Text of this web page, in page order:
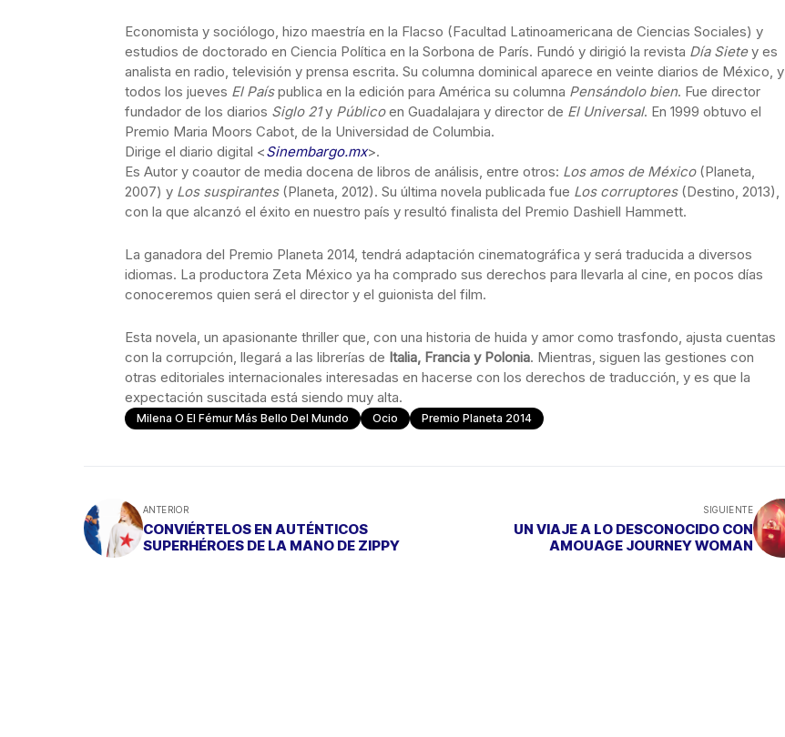
Economista y sociólogo, hizo maestría en la Flacso (Facultad Latinoamericana de Ciencias Sociales) y
estudios de doctorado en Ciencia Política en la Sorbona de París. Fundó y dirigió la revista Día Sietey es
analista en radio, televisión y prensa escrita. Su columna dominical aparece en veinte diarios de México, y
todos los jueves El Paíspublica en la edición para América su columna Pensándolo bien. Fue director
fundador de los diarios Siglo 21y Públicoen Guadalajara y director de El Universal. En 1999 obtuvo el
Premio Maria Moors Cabot, de la Universidad de Columbia.
Dirige el diario digital <Sinembargo.mx>.
Es Autor y coautor de media docena de libros de análisis, entre otros: Los amos de México (Planeta,
2007) y Los suspirantes (Planeta, 2012). Su última novela publicada fue Los corruptores (Destino, 2013),
con la que alcanzó el éxito en nuestro país y resultó finalista del Premio Dashiell Hammett.
La ganadora del Premio Planeta 2014, tendrá adaptación cinematográfica y será traducida a diversos
idiomas. La productora Zeta México ya ha comprado sus derechos para llevarla al cine, en pocos días
conoceremos quien será el director y el guionista del film.
Esta novela, un apasionante thriller que, con una historia de huida y amor como trasfondo, ajusta cuentas
con la corrupción, llegará a las librerías de Italia, Francia y Polonia. Mientras, siguen las gestiones con
otras editoriales internacionales interesadas en hacerse con los derechos de traducción, y es que la
expectación suscitada está siendo muy alta.
Milena O El Fémur Más Bello Del Mundo Ocio Premio Planeta 2014
ANTERIOR
CONVIÉRTELOS EN AUTÉNTICOS
SUPERHÉROES DE LA MANO DE ZIPPY
SIGUIENTE
UN VIAJE A LO DESCONOCIDO CON
AMOUAGE JOURNEY WOMAN